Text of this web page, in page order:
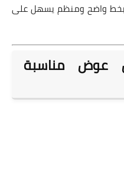
واضح ومنظم يسهل على
عوض مناسبة